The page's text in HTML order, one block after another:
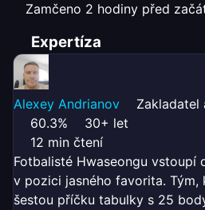
Zamčeno 2 hodiny před
Expertíza
Alexey Andrianov
Zakladatel
60.3%
30+ let
12 min čtení
Fotbalisté Hwaseongu vstoupí
v pozici jasného favorita. Tým,
šestou příčku tabulky s 25